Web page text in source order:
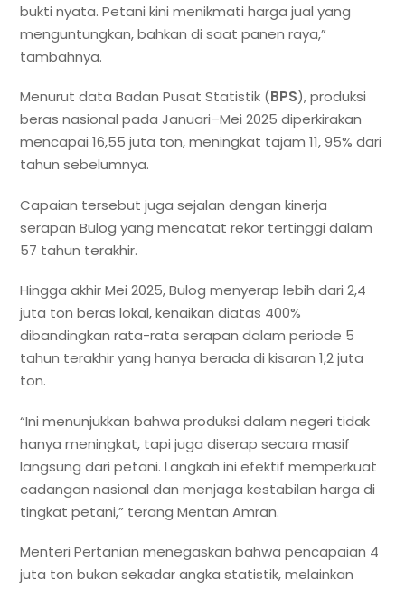
bukti nyata. Petani kini menikmati harga jual yang
menguntungkan, bahkan di saat panen raya,”
tambahnya.
Menurut data Badan Pusat Statistik (BPS), produksi
beras nasional pada Januari–Mei 2025 diperkirakan
mencapai 16,55 juta ton, meningkat tajam 11, 95% dari
tahun sebelumnya.
Capaian tersebut juga sejalan dengan kinerja
serapan Bulog yang mencatat rekor tertinggi dalam
57 tahun terakhir.
Hingga akhir Mei 2025, Bulog menyerap lebih dari 2,4
juta ton beras lokal, kenaikan diatas 400%
dibandingkan rata-rata serapan dalam periode 5
tahun terakhir yang hanya berada di kisaran 1,2 juta
ton.
“Ini menunjukkan bahwa produksi dalam negeri tidak
hanya meningkat, tapi juga diserap secara masif
langsung dari petani. Langkah ini efektif memperkuat
cadangan nasional dan menjaga kestabilan harga di
tingkat petani,” terang Mentan Amran.
Menteri Pertanian menegaskan bahwa pencapaian 4
juta ton bukan sekadar angka statistik, melainkan